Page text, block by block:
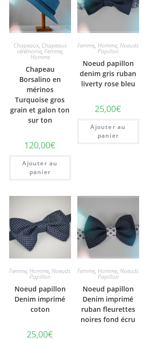
Chapeaux, Chapeaux
cérémonie, Femme,
Homme
Chapeau
Borsalino en
mérinos
Turquoise gros
grain et galon ton
sur ton
120,00€
Ajouter au
panier
Femme,Homme,Noeuds
Papillon
Noeud papillon
denim gris ruban
liverty rose bleu
25,00€
Ajouter au
panier
Femme,Homme,Noeuds
Papillon
Noeud papillon
Denim imprimé
coton
25,00€
Femme,Homme,Noeuds
Papillon
Noeud papillon
Denim imprimé
ruban fleurettes
noires fond écru